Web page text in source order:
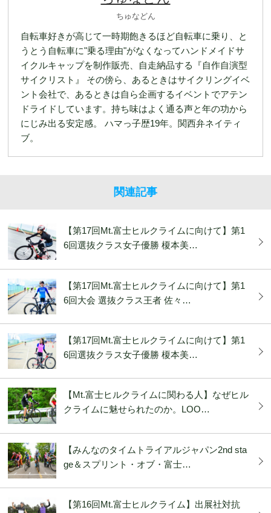
ちゅなどん
自転車好きが高じて一時期飽きるほど自転車に乗り、と
うとう自転車に"乗る理由"がなくなってハンドメイドサ
イクルキャップを制作販売、自走納品する『自作自演型
サイクリスト』 その傍ら、あるときはサイクリングイベ
ント会社で、あるときは自ら企画するイベントでアテン
ドライドしています。持ち味はよく通る声と年の功から
にじみ出る安定感。 ハマっ子歴19年。関西弁ネイティ
ブ。
関連記事
【第17回Mt.富士ヒルクライムに向けて】第1
6回選抜クラス女子優勝 榎本美…
【第17回Mt.富士ヒルクライムに向けて】第1
6回大会 選抜クラス王者 佐々…
【第17回Mt.富士ヒルクライムに向けて】第1
6回選抜クラス女子優勝 榎本美…
【Mt.富士ヒルクライムに関わる人】なぜヒル
クライムに魅せられたのか。LOO…
【みんなのタイムトライアルジャパン2nd sta
ge＆スプリント・オブ・富士…
【第16回Mt.富士ヒルクライム】出展社対抗